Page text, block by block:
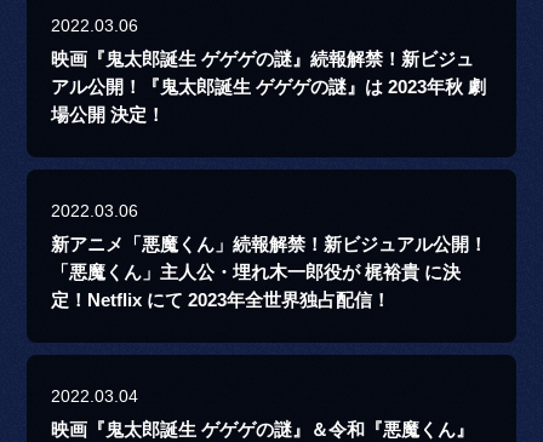
2022.03.06
映画『鬼太郎誕生 ゲゲゲの謎』続報解禁！新ビジュ
アル公開！『鬼太郎誕生 ゲゲゲの謎』は 2023年秋 劇
場公開 決定！
2022.03.06
新アニメ「悪魔くん」続報解禁！新ビジュアル公開！
「悪魔くん」主人公・埋れ木一郎役が 梶裕貴 に決
定！Netflix にて 2023年全世界独占配信！
2022.03.04
映画『鬼太郎誕生 ゲゲゲの謎』＆令和『悪魔くん』